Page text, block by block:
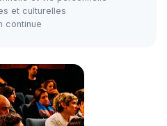
et culturelles
continue